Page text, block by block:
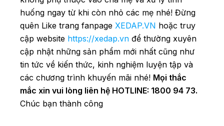
huống ngay từ khi còn nhỏ các mẹ nhé! Đừng
quên Like trang fanpage XEDAP.VN hoặc truy
cập website https://xedap.vn để thường xuyên
cập nhật những sản phẩm mới nhất cũng như
tin tức về kiến thức, kinh nghiệm luyện tập và
các chương trình khuyến mãi nhé! Mọi thắc
mắc xin vui lòng liên hệ HOTLINE: 1800 94 73.
Chúc bạn thành công